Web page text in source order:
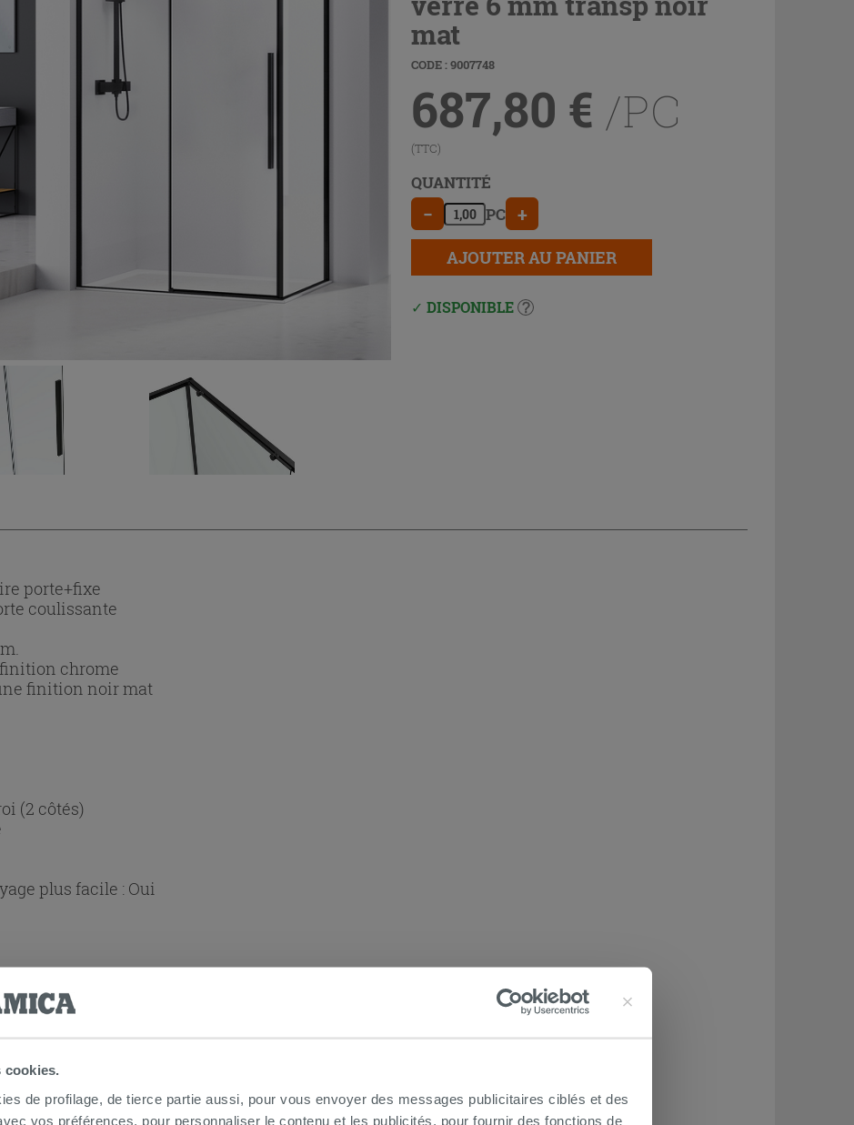
cookies.
de profilage, de tierce partie aussi, pour vous envoyer des messages publicitaires ciblés et des
vos préférences, pour personnaliser le contenu et les publicités, pour fournir des fonctions de
mat
CODE : 9007748
687,80 € /PC
(TTC)
QUANTITÉ
− PC +
AJOUTER AU PANIER
DISPONIBLE
porte+fixe
coulissante
chrome
finition noir mat
(2 côtés)
plus facile : Oui
de douche d'angle